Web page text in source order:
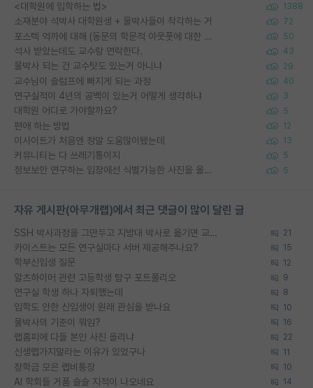
<대학원에 입학하는 법> 1388
소재분야 석박사 대학원생 + 물박사들이 착각하는 거 72
포스텍 억까에 대해 (동문의 학문적 아웃풋에 대한 반박) 50
석사 받았는데도 교수랑 연락한다. 43
물박사 되는 건 교수탓도 있는거 아니냐 29
교수님이 슬럼프에 빠지게 되는 과정 40
연구실적이 4년의 공백이 있는거 어떻게 생각하냐 3
대학원 어디로 가야할까요? 5
편애 하는 방법 12
이사이트가 처음엔 정말 도움많이됐는데 13
커뮤니티는 다 쓰레기통이지 5
정보보안 연구하는 입장에선 식별가능한 사진을 올리는건 비추이긴함 5
자유 게시판(아무개랩)에서 최근 댓글이 많이 달린 글
SSH 박사과정을 그만두고 지방대 박사로 옮기면 교수의 꿈은 끝일까요? 21
카이스트는 모든 연구실마다 서버 제공해주나요? 15
학부신입생 질문 12
알츠하이머 관련 고등학생 탐구 포트폴리오 9
연구실 학생 하나 자퇴했는데 8
입학도 안한 신입생이 원래 관심을 받나요 10
물박사의 기준이 뭐임? 16
랩홈피에 다들 본인 사진 올리냐 22
신생랩가지말라는 이유가 있었구나 11
장학금 모은 랩비통장 10
AI 학회들 거품 슬슬 지적이 나오네요 14